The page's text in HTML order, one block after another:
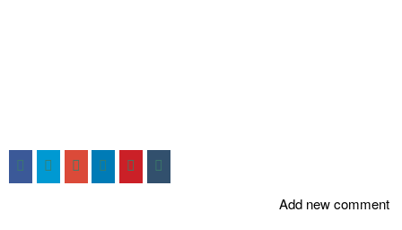
Add new comment